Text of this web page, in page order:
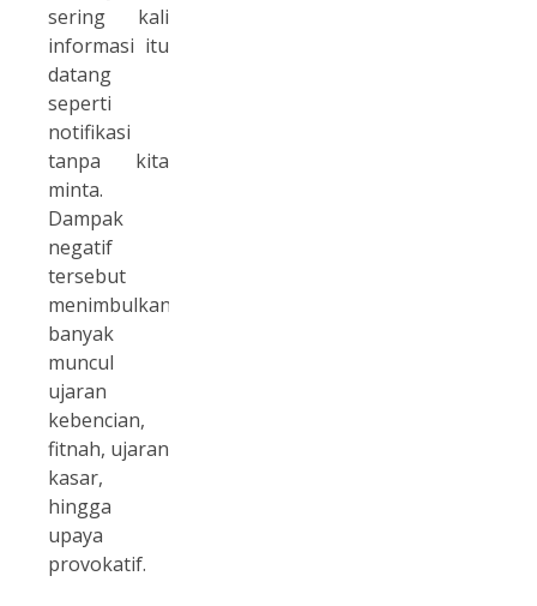
sering kali
informasi itu
datang
seperti
notifikasi
tanpa kita
minta.
Dampak
negatif
tersebut
menimbulkan
banyak
muncul
ujaran
kebencian,
fitnah, ujaran
kasar,
hingga
upaya
provokatif.